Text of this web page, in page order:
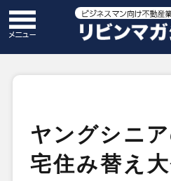
ヤングシニ
宅住み替え